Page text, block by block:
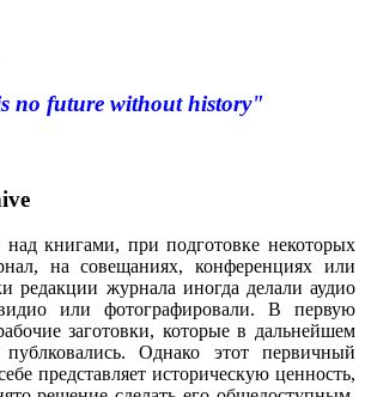
no future without history"
книгами, при подготовке некоторых
на совещаниях, конференциях или
редакции журнала иногда делали аудио
или фотографировали. В первую
заготовки, которые в дальнейшем
Однако этот первичный
представляет историческую ценность,